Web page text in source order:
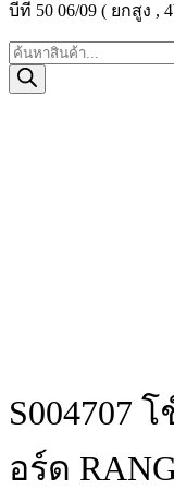
บีที 50 06/09 ( ยกสูง ,
Products
search
S004707
อร์ด